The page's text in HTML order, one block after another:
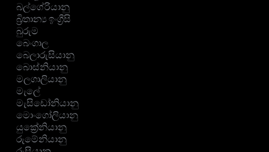
බල්ගේරියානු
බ්‍රිතාන්‍ය ඉංග්‍රීසි
බුරුම
බෙංගාල
බෙලාරුසියානු
බොස්නියානු
මලගාලියානු
මැලේ
මැසිඩෝනියානු
මොංගෝලියානු
යුක්‍රේනියානු
රුමේනියානු